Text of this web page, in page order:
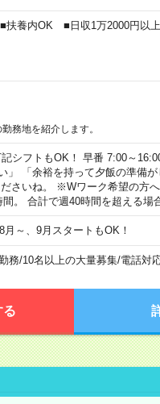
養内OK ■日収1万2000円以上
務地を紹介します。
シフトもOK！ 早番 7:00～
」 「余裕を持って夕飯の準備
さいね。 ※Wワーク希望の方
。 合計で週40時間を超える場
～、9月スタートもOK！
務/10名以上の大量募集/電話対
る